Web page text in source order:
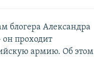
блогера Александра
он проходит
армию. Об этом